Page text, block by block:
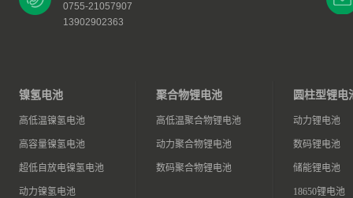
0755-21057907
13902902363
镍氢电池
高低温镍氢电池
高容量镍氢电池
超低自放电镍氢电池
动力镍氢电池
聚合物锂电池
高低温聚合物锂电池
动力聚合物锂电池
数码聚合物锂电池
圆柱型锂电
动力锂电池
数码锂电池
储能锂电池
18650锂电池